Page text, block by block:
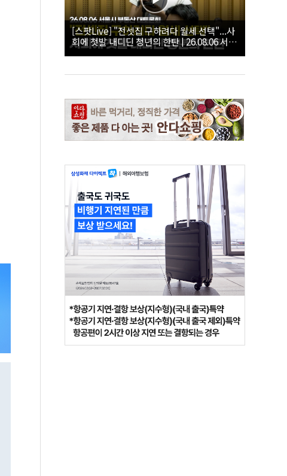
[스팟Live] "전셋집 구하려다 월세 선택"...사
회에 첫발 내디딘 청년의 한탄 | 26.08.06 서울
시 부동산 대토론회